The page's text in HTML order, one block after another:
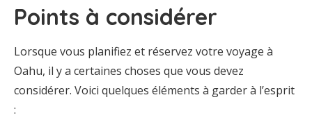
Points à considérer
Lorsque vous planifiez et réservez votre voyage à
Oahu, il y a certaines choses que vous devez
considérer. Voici quelques éléments à garder à l’esprit
: